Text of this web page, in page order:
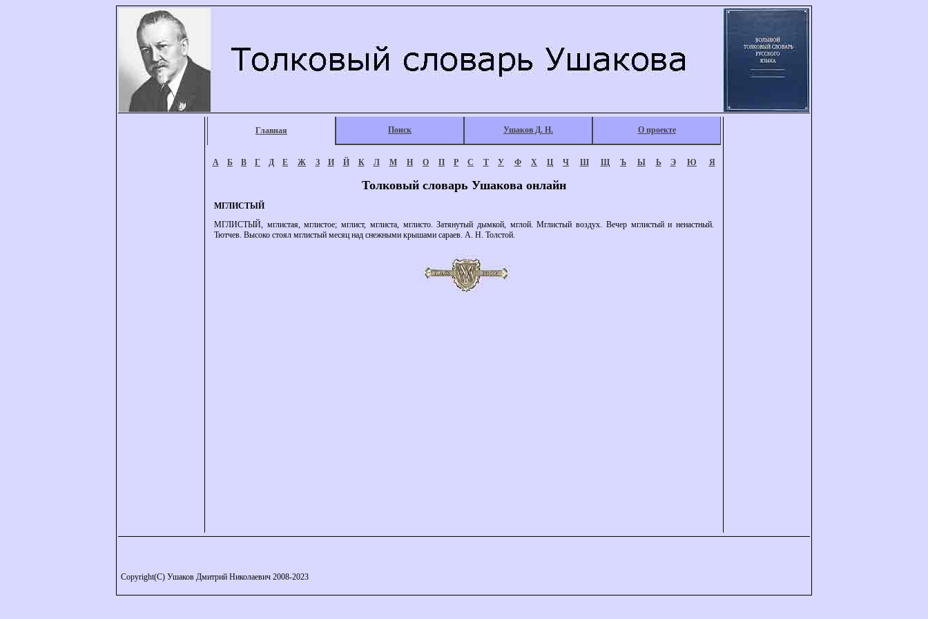
Главная Поиск Ушаков Д. Н. О проекте
А Б В Г Д Е Ж З И Й К Л М Н О П Р С Т У Ф Х Ц Ч Ш Щ Ъ Ы Ь Э Ю Я
Толковый словарь Ушакова онлайн
МГЛИСТЫЙ
МГЛИСТЫЙ, мглистая, мглистое; мглист, мглиста, мглисто. Затянутый дымкой, мглой. Мглистый воздух. Вечер мглистый и ненастный.
Тютчев. Высоко стоял мглистый месяц над снежными крышами сараев. А. Н. Толстой.
Copyright(C) Ушаков Дмитрий Николаевич 2008-2023